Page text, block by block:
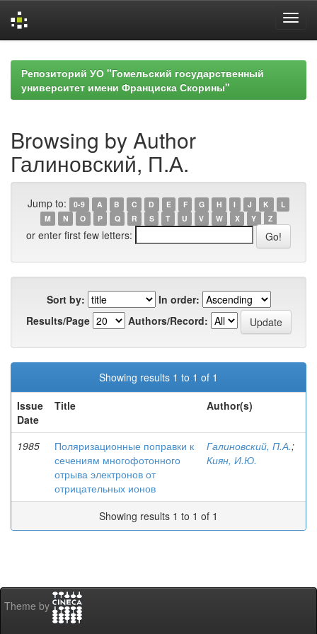
navigationРепозиторий УО "Гомельский государственный
университет имени Франциска Скорины"
Browsing by Author
Галиновский, П.А.
Jump to: 0-9 A B C D E F G H I J K
L
M
N O P Q R S T U V W X Y Z
or enter first few letters:
Sort by:
In order:
Results/Page
Authors/Record:
Showing results 1 to 1 of 1
Issue
Date
Title Author(s)
1985
Поляризационные поправки к
сечениям многофотонного
отрыва электронов от
отрицательных ионов
Галиновский, П.А.;
Киян, И.Ю.
Showing results 1 to 1 of 1
Theme by